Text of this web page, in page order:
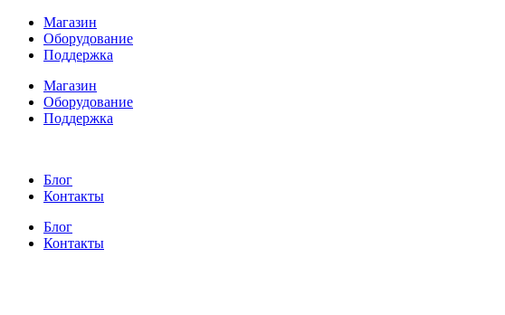
Перейти
содержимому
Магазин
Оборудование
Поддержка
Магазин
Оборудование
Поддержка
Блог
Контакты
Блог
Контакты